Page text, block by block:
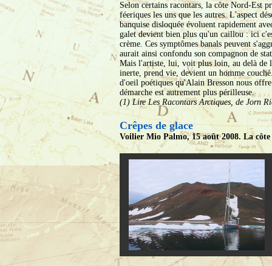
Selon certains racontars, la côte Nord-Est
féeriques les uns que les autres. L'aspect
banquise disloquée évoluent rapidement
galet devient bien plus qu'un caillou : ici
crème. Ces symptômes banals peuvent
aurait ainsi confondu son compagnon de
Mais l'artiste, lui, voit plus loin, au delà de
inerte, prend vie, devient un homme
d'oeil poétiques qu'Alain Bresson nous
démarche est autrement plus périlleuse.
(1) Lire Les Racontars Arctiques, de Jorn
Crêpes de glace
Voilier Mio Palmo, 15 août 2008. La